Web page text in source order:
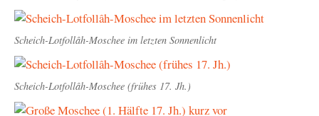
Scheich-Lotfollâh-Moschee im letzten Sonnenlicht
Scheich-Lotfollâh-Moschee (frühes 17. Jh.)